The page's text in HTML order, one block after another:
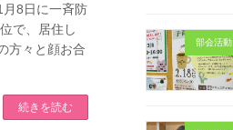
8日に一斉防
で、居住し
方々と顔お合
続きを読む
部会活動